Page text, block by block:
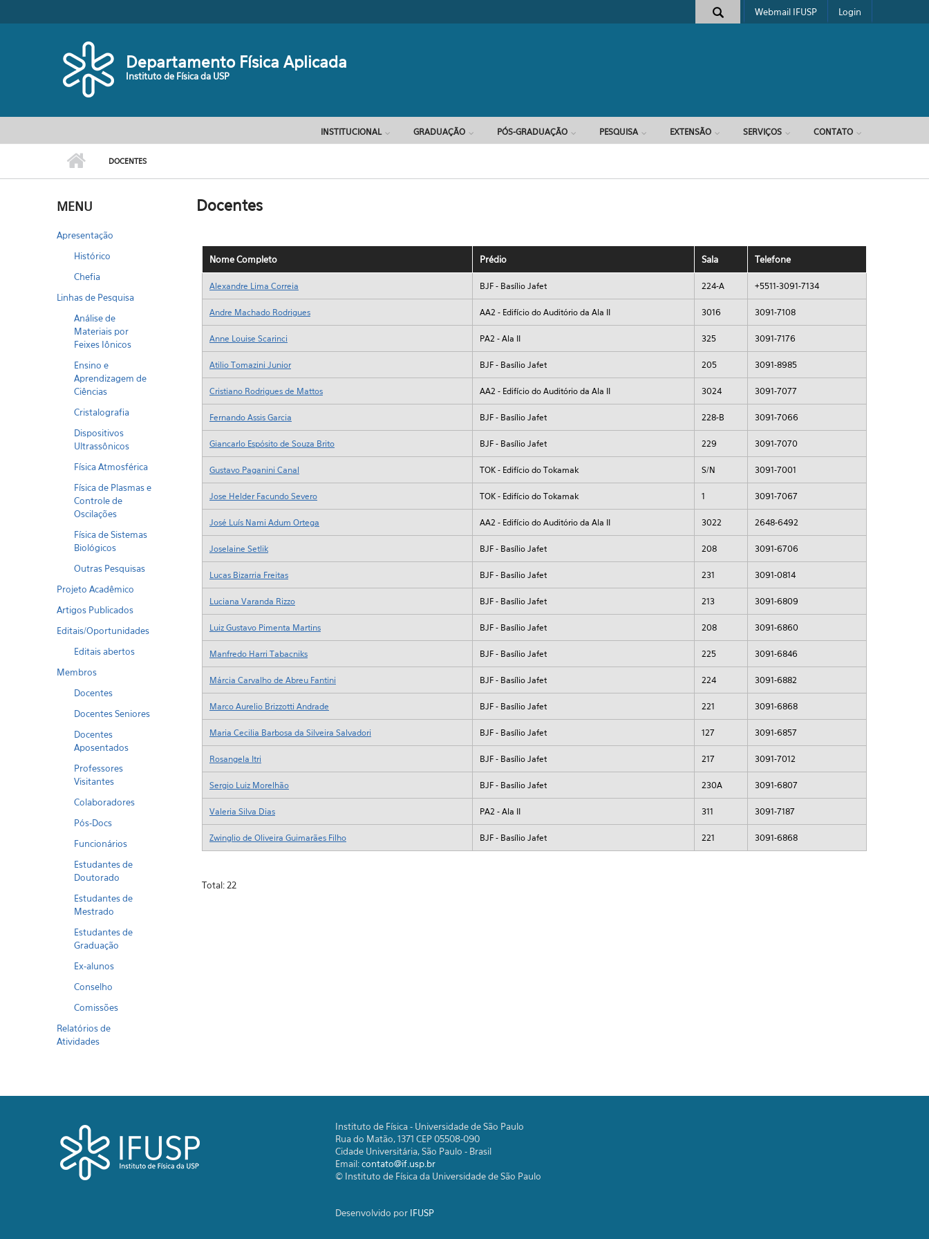
Formulário de busca
Webmail IFUSP Login
Departamento Física Aplicada
Instituto de Física da USP
INSTITUCIONAL GRADUAÇÃO PÓS-GRADUAÇÃO PESQUISA EXTENSÃO SERVIÇOS CONTATO
DOCENTES
MENU
Apresentação
Histórico
Chefia
Linhas de Pesquisa
Análise de
Materiais por
Feixes Iônicos
Ensino e
Aprendizagem de
Ciências
Cristalografia
Dispositivos
Ultrassônicos
Física Atmosférica
Física de Plasmas e
Controle de
Oscilações
Física de Sistemas
Biológicos
Outras Pesquisas
Projeto Acadêmico
Artigos Publicados
Editais/Oportunidades
Editais abertos
Membros
Docentes
Docentes Seniores
Docentes
Aposentados
Professores
Visitantes
Colaboradores
Pós-Docs
Funcionários
Estudantes de
Doutorado
Estudantes de
Mestrado
Estudantes de
Graduação
Ex-alunos
Conselho
Comissões
Relatórios de
Atividades
Docentes
Instituto de Física - Universidade de São Paulo
Rua do Matão, 1371 CEP 05508-090
Cidade Universitária, São Paulo - Brasil
Email:contato@if.usp.br
© Instituto de Física da Universidade de São Paulo
Desenvolvido por IFUSP